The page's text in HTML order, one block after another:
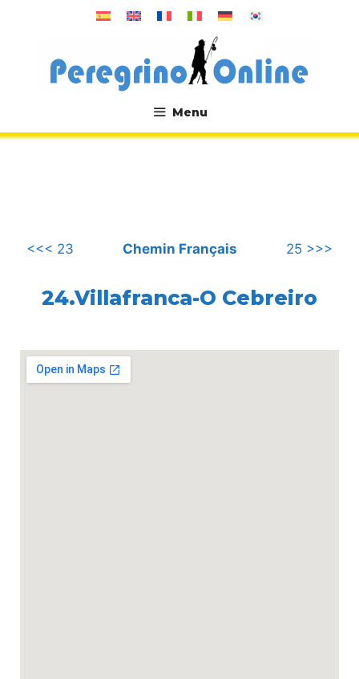
Menu
.
<<< 23 Chemin Français 25 >>>
24.Villafranca-O Cebreiro